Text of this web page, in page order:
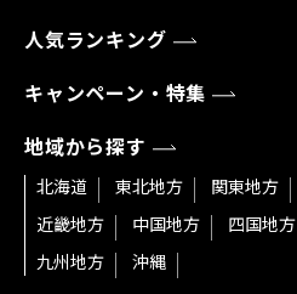
人気ランキング
キャンペーン・特集
地域から探す
北海道 東北地方 関東地方
近畿地方
中国地方
四国地方
九州地方
沖縄